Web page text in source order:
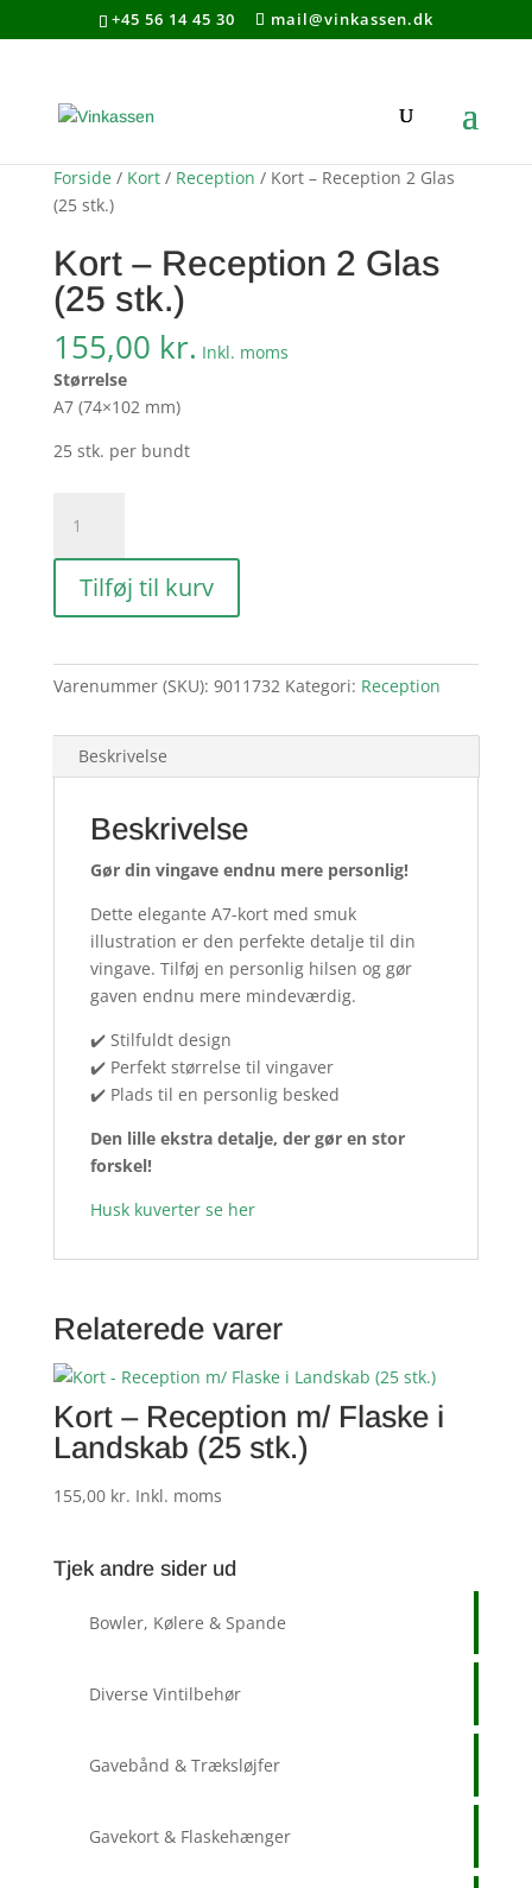
+45 56 14 45 30 mail@vinkassen.dk
Søg produkter - start med at skrive
Forside/ Kort/ Reception / Kort – Reception 2 Glas
(25 stk.)
Kort – Reception 2 Glas
(25 stk.)
155,00 kr. Inkl. moms
Størrelse
A7 (74×102 mm)
25 stk. per bundt
Reception
Glas
stk.)
antal
Tilføj til kurv
Varenummer (SKU): 9011732 Kategori: Reception
Beskrivelse
Beskrivelse
Gør din vingave endnu mere personlig!
Dette elegante A7-kort med smuk
illustration er den perfekte detalje til din
vingave. Tilføj en personlig hilsen og gør
gaven endnu mere mindeværdig.
✔️ Stilfuldt design
✔️ Perfekt størrelse til vingaver
✔️ Plads til en personlig besked
Den lille ekstra detalje, der gør en stor
forskel!
Husk kuverter se her
Relaterede varer
Kort – Reception m/ Flaske i
Landskab (25 stk.)
155,00 kr. Inkl. moms
Tjek andre sider ud
Bowler, Kølere & Spande
Diverse Vintilbehør
Gavebånd & Træksløjfer
Gavekort & Flaskehænger